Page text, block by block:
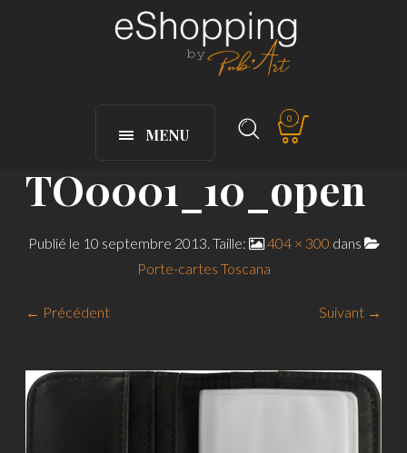
MENU
0
TO0001_10_open
Publié le 10 septembre 2013. Taille: 404 × 300 dans
Porte-cartes Toscana
← Précédent Suivant →